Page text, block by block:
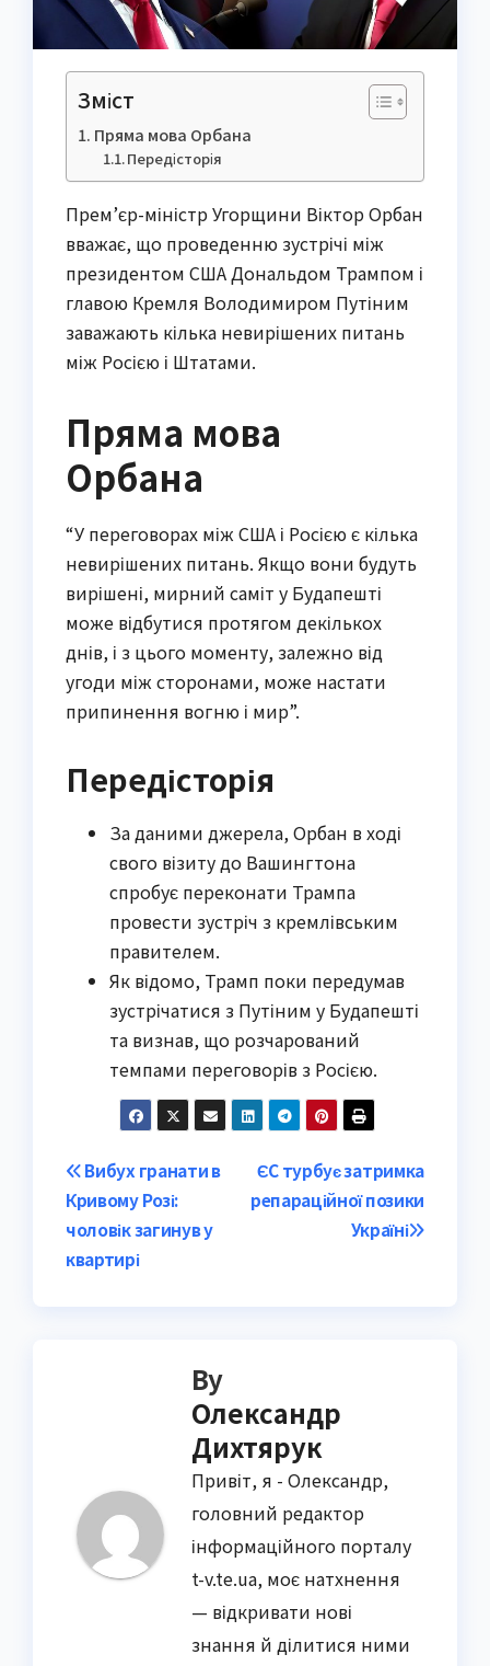
Зміст
Пряма мова Орбана
Передісторія
Прем’єр-міністр Угорщини Віктор Орбан
вважає, що проведенню зустрічі між
президентом США Дональдом Трампом і
главою Кремля Володимиром Путіним
заважають кілька невирішених питань
між Росією і Штатами.
Пряма мова
Орбана
“У переговорах між США і Росією є кілька
невирішених питань. Якщо вони будуть
вирішені, мирний саміт у Будапешті
може відбутися протягом декількох
днів, і з цього моменту, залежно від
угоди між сторонами, може настати
припинення вогню і мир”.
Передісторія
За даними джерела, Орбан в ході
свого візиту до Вашингтона
спробує переконати Трампа
провести зустріч з кремлівським
правителем.
Як відомо, Трамп поки передумав
зустрічатися з Путіним у Будапешті
та визнав, що розчарований
темпами переговорів з Росією.
Post
navigation
ЄС турбує затримка
репараційної позики
Україні
Вибух гранати в
Кривому Розі:
чоловік загинув у
квартирі
By
Олександр
Дихтярук
Привіт, я - Олександр,
головний редактор
інформаційного порталу
t-v.te.ua, моє натхнення
— відкривати нові
знання й ділитися ними